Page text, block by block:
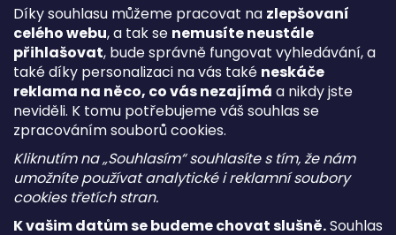
Díky souhlasu můžeme pracovat na zlepšovaní
celého webu, a tak se nemusíte neustále
přihlašovat, bude správně fungovat vyhledávání, a
také díky personalizaci na vás také neskáče
reklama na něco, co vás nezajímá a nikdy jste
neviděli. K tomu potřebujeme váš souhlas se
zpracováním souborů cookies.
Kliknutím na „Souhlasím“ souhlasíte s tím, že nám
umožníte používat analytické i reklamní soubory
cookies třetích stran.
K vašim datům se budeme chovat slušně.Souhlas